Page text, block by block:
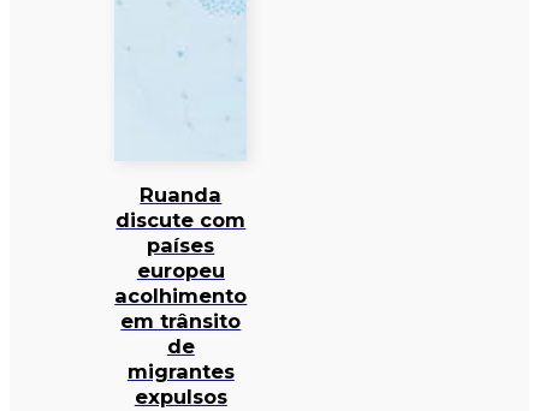
Ruanda
discute com
países
europeu
acolhimento
em trânsito
de
migrantes
expulsos